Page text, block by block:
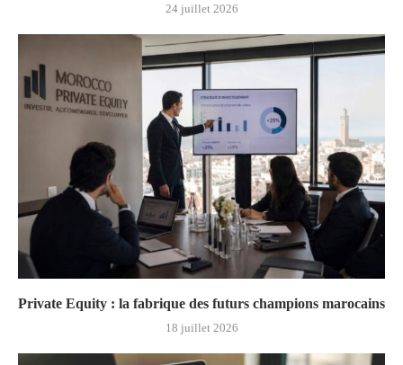
24 juillet 2026
Private Equity : la fabrique des futurs champions marocains
18 juillet 2026